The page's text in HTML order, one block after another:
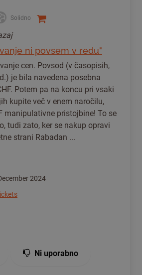
Solidno
ni povsem v redu"
cen. Povsod (v časopisih,
je bila navedena posebna
Potem pa na koncu pri vsaki
kupite več v enem naročilu,
manipulativne pristojbine! To se
tudi zato, ker se nakup opravi
strani Rabadan ...
2024
Ni uporabno